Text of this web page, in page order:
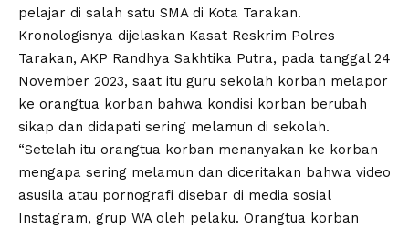
pelajar di salah satu SMA di Kota Tarakan.
Kronologisnya dijelaskan Kasat Reskrim Polres
Tarakan, AKP Randhya Sakhtika Putra, pada tanggal 24
November 2023, saat itu guru sekolah korban melapor
ke orangtua korban bahwa kondisi korban berubah
sikap dan didapati sering melamun di sekolah.
“Setelah itu orangtua korban menanyakan ke korban
mengapa sering melamun dan diceritakan bahwa video
asusila atau pornografi disebar di media sosial
Instagram, grup WA oleh pelaku. Orangtua korban